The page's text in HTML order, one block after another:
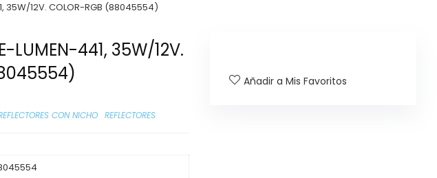
35W/12V. COLOR-RGB (88045554)
LUMEN-441, 35W/12V.
CON NICHO REFLECTORES
Añadir a Mis Favoritos